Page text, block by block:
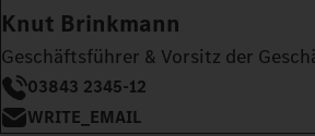
Knut Brinkmann
Geschäftsführer & Vorsitz der
03843 2345-12
WRITE_EMAIL